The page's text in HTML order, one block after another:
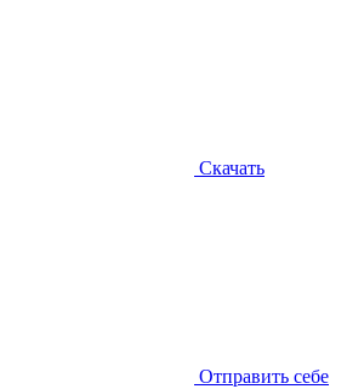
Скачать
Отправить себе